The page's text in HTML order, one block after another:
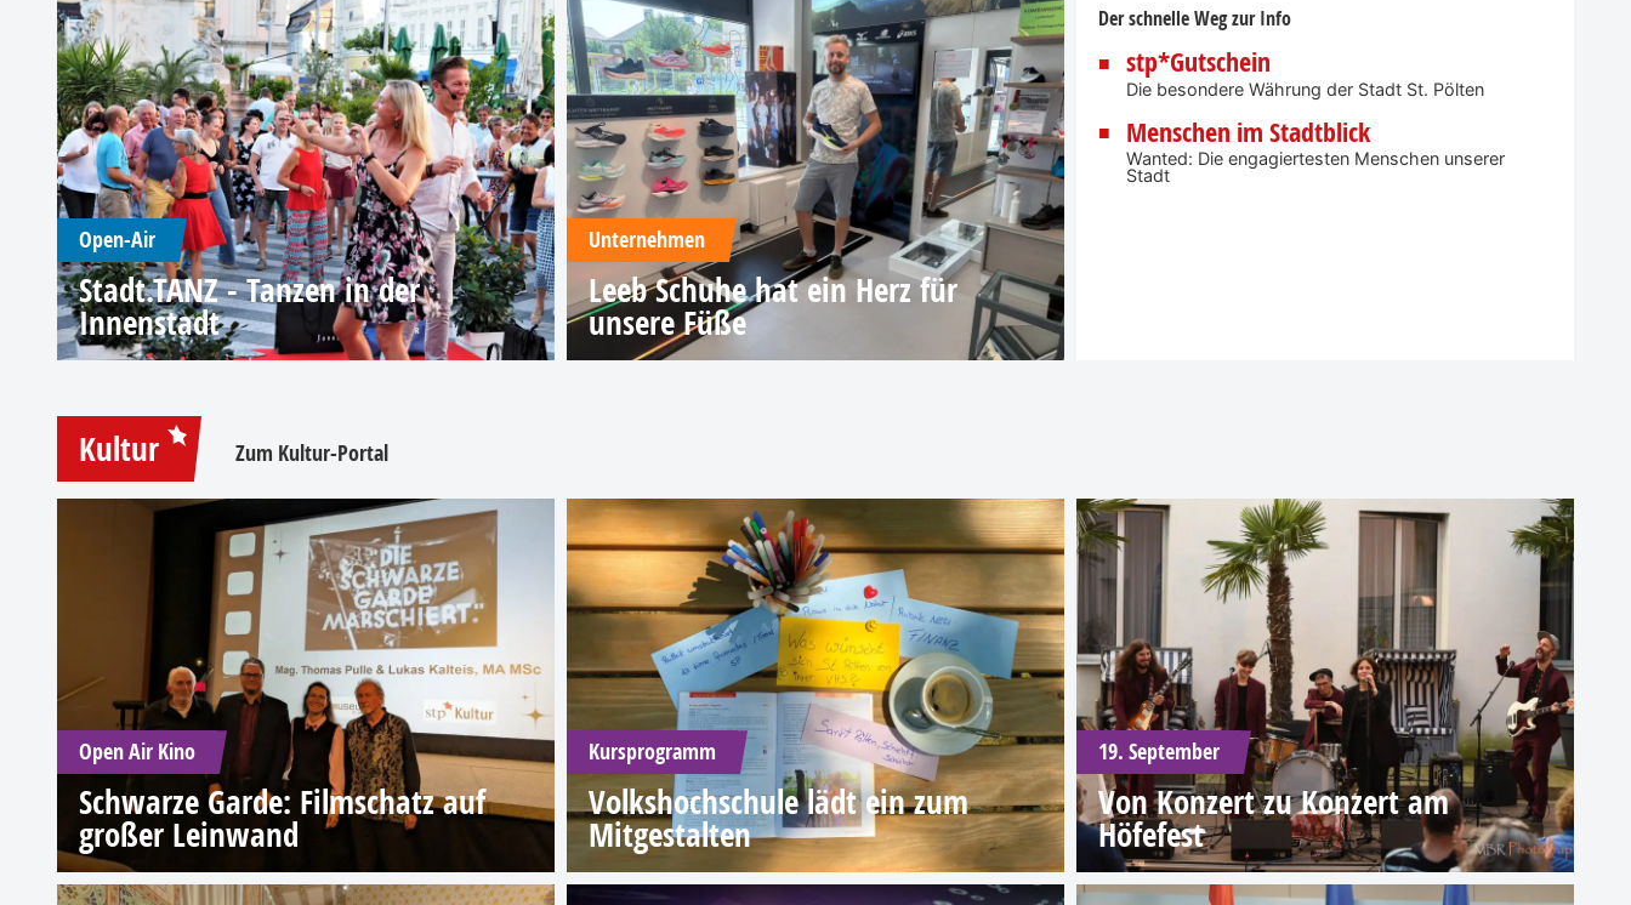
Open-Air
Stadt.TANZ - Tanzen in der
Innenstadt
Unternehmen
Leeb Schuhe hat ein Herz für
unsere Füße
Der schnelle Weg zur Info
stp*Gutschein
Die besondere Währung der Stadt St. Pölten
Menschen im Stadtblick
Wanted: Die engagiertesten Menschen unserer
Stadt
Kultur Zum Kultur-Portal
Open Air Kino
Schwarze Garde: Filmschatz auf
großer Leinwand
Kursprogramm
Volkshochschule lädt ein zum
Mitgestalten
19. September
Von Konzert zu Konzert am
Höfefest